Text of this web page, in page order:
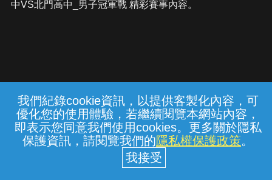
我們紀錄cookie資訊，以提供客製化內容，可
優化您的使用體驗，若繼續閱覽本網站內容，
即表示您同意我們使用cookies。更多關於隱私
保護資訊，請閱覽我們的隱私權保護政策。
中VS北門高中_男子冠軍戰 精彩賽事內容。
常見問題 線上客服 服務條款 隱私權保護
中華電信股份有限公司個人家庭分公司
(統一編號：96979949) © 2026
{{notifyMsg}}